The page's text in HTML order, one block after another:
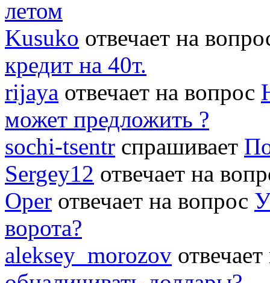
летом
Kusuko отвечает на
кредит на 40т.
rijaya отвечает на вопрос
может предложить ?
sochi-tsentr спрашивает
Sergey12 отвечает на
Oper отвечает на вопрос
ворота?
aleksey_morozov